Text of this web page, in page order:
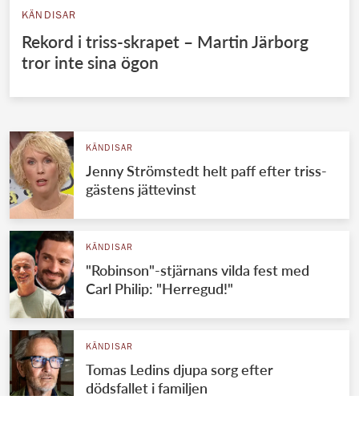
KÄNDISAR
Rekord i triss-skrapet – Martin Järborg
tror inte sina ögon
KÄNDISAR
Jenny Strömstedt helt paff efter triss-
gästens jättevinst
KÄNDISAR
"Robinson"-stjärnans vilda fest med
Carl Philip: "Herregud!"
KÄNDISAR
Tomas Ledins djupa sorg efter
dödsfallet i familjen